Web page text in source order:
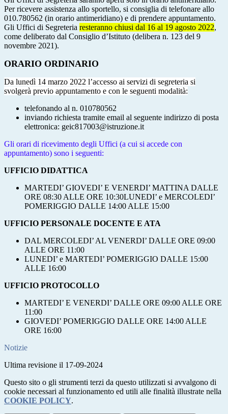
Per ricevere assistenza allo sportello, si consiglia di telefonare allo
010.780562 (in orario antimeridiano) e di prendere appuntamento.
Gli Uffici di Segreteria resteranno chiusi dal 16 al 19 agosto 2022,
come deliberato dal Consiglio d’Istituto (delibera n. 123 del 9
novembre 2021).
ORARIO ORDINARIO
Da lunedì 14 marzo 2022 l’accesso ai servizi di segreteria si
svolgerà previo appuntamento e con le seguenti modalità:
telefonando al n. 010780562
inviando richiesta tramite email al seguente indirizzo di posta
elettronica: geic817003@istruzione.it
Gli orari di ricevimento degli Uffici (a cui si accede con
appuntamento) sono i seguenti:
UFFICIO DIDATTICA
MARTEDI’ GIOVEDI’ E VENERDI’ MATTINA DALLE
ORE 08:30 ALLE ORE 10:30LUNEDI’ e MERCOLEDI’
POMERIGGIO DALLE 14:00 ALLE 15:00
UFFICIO PERSONALE DOCENTE E ATA
DAL MERCOLEDI’ AL VENERDI’ DALLE ORE 09:00
ALLE ORE 11:00
LUNEDI’ e MARTEDI’ POMERIGGIO DALLE 15:00
ALLE 16:00
UFFICIO PROTOCOLLO
MARTEDI’ E VENERDI’ DALLE ORE 09:00 ALLE ORE
11:00
GIOVEDI’ POMERIGGIO DALLE ORE 14:00 ALLE
ORE 16:00
Notizie
Ultima revisione il 17-09-2024
Questo sito o gli strumenti terzi da questo utilizzati si avvalgono di
cookie necessari al funzionamento ed utili alle finalità illustrate nella
COOKIE POLICY.